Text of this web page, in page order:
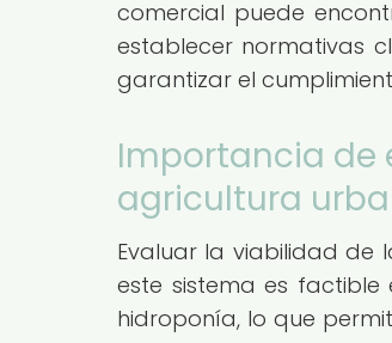
comercial puede
establecer normativas
garantizar el
Importancia de
agricultura
Evaluar la viabilidad de
este sistema es
hidroponía, lo que